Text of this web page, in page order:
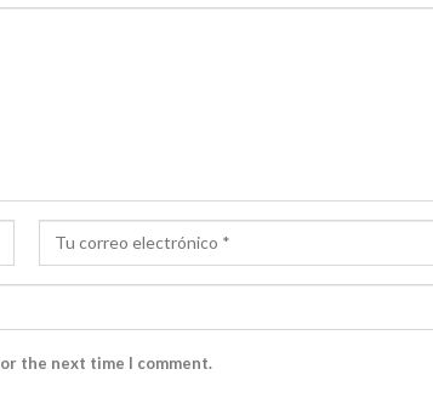
the next time I comment.